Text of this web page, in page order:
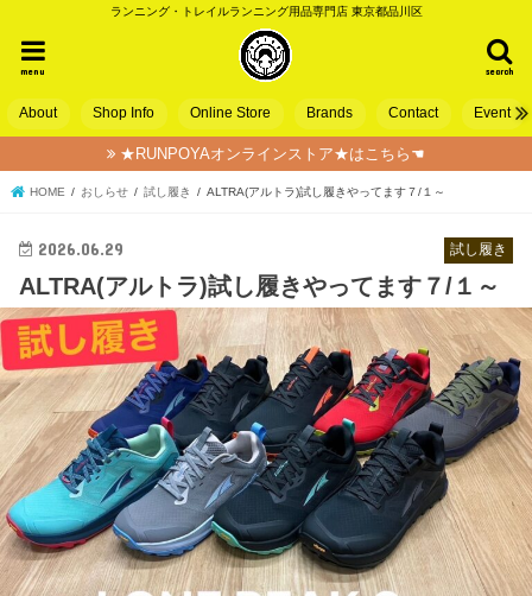
ランニング・トレイルランニング用品専門店 東京都品川区
search
menu
About Shop Info Online Store Brands Contact Event
★RUNPOYAオンラインストア★はこちら☚
HOME おしらせ 試し履き ALTRA(アルトラ)試し履きやってます７/１～
試し履き
2026.06.29
ALTRA(アルトラ)試し履きやってます７/１～